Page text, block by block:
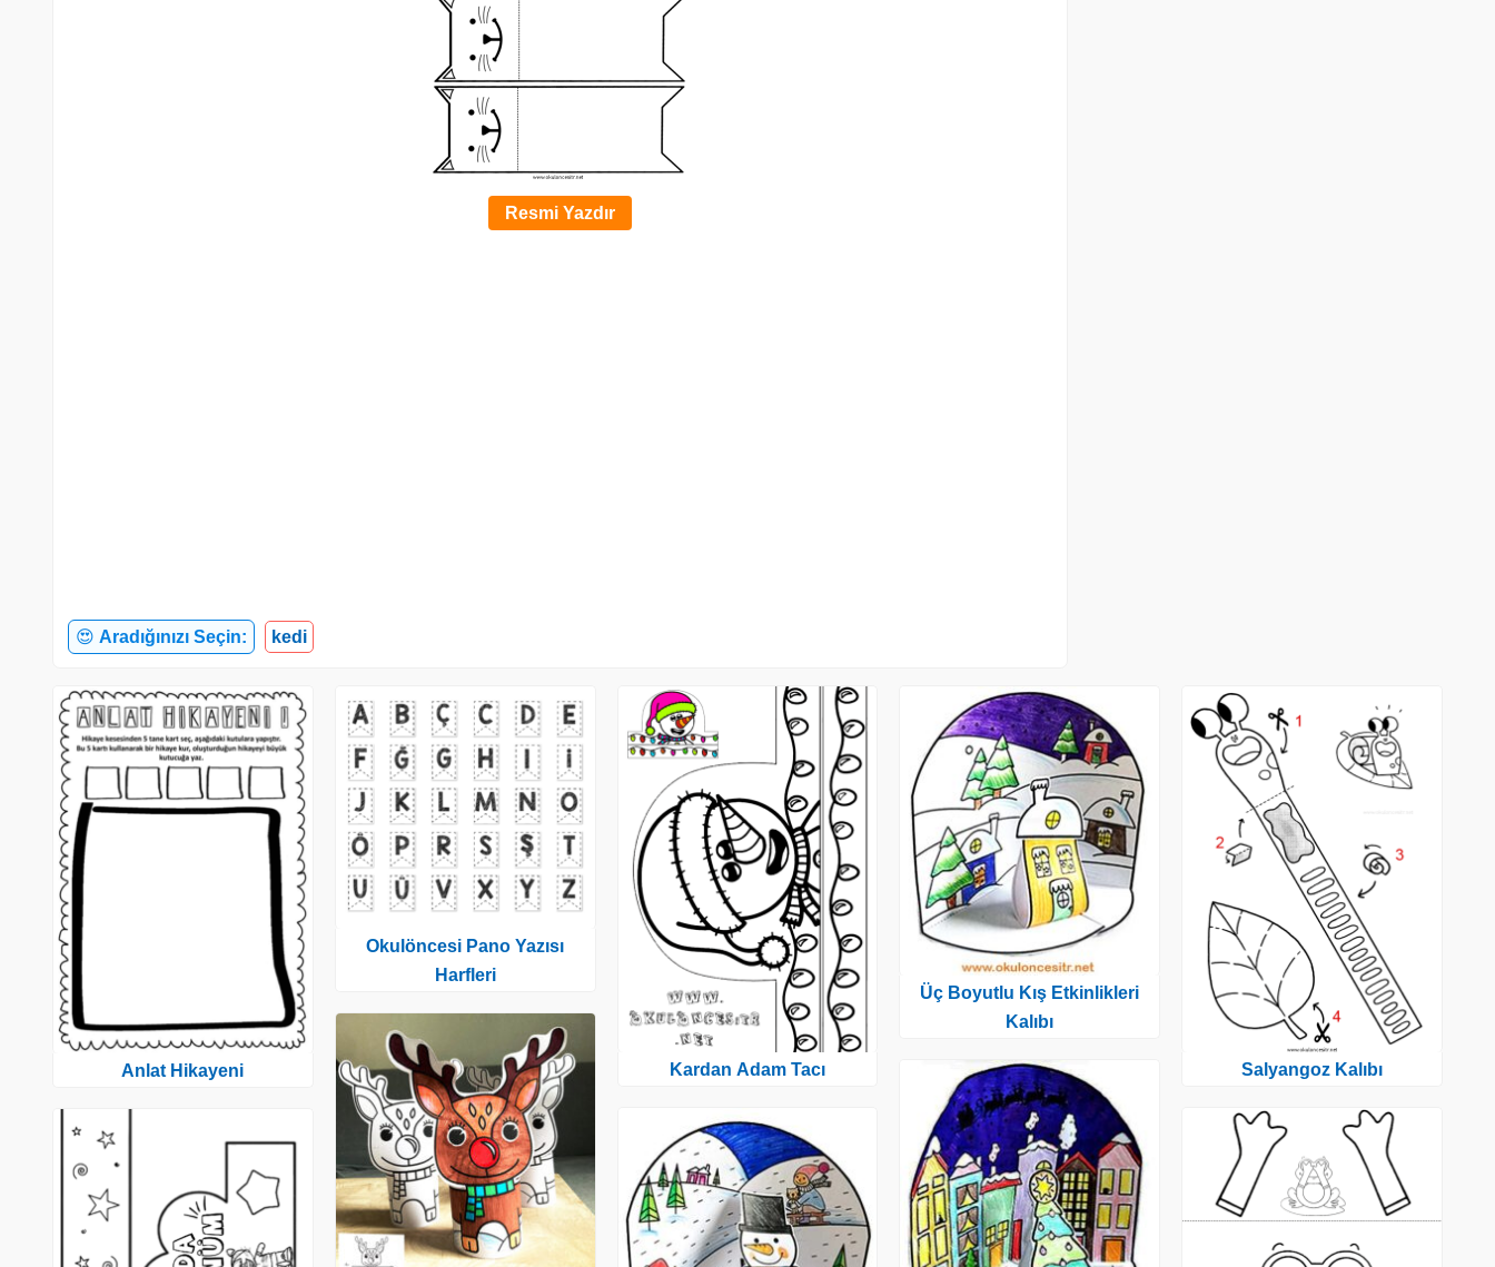
Resmi Yazdır
😍 Aradığınızı Seçin: kedi
Anlat Hikayeni
Okulöncesi Pano Yazısı
Harfleri
Kardan Adam Tacı
Üç Boyutlu Kış Etkinlikleri
Kalıbı
Salyangoz Kalıbı